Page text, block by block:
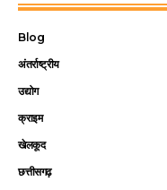
Blog
अंतर्राष्ट्रीय
उद्योग
क्राइम
खेलकूद
छत्तीसगढ़